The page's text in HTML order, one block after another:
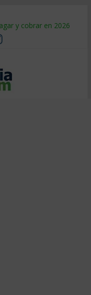
y cobrar en 2026
tan caro
a tiempo
qué hacer
y venderle